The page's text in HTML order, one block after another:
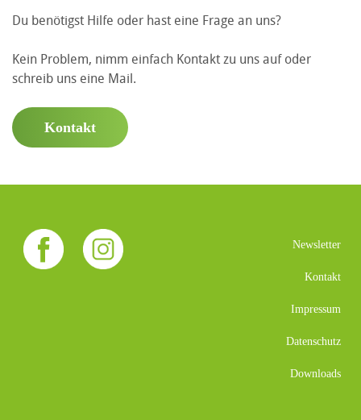
Du benötigst Hilfe oder hast eine Frage an uns?
Kein Problem, nimm einfach Kontakt zu uns auf oder
schreib uns eine Mail.
Kontakt
Newsletter
Kontakt
Impressum
Datenschutz
Downloads